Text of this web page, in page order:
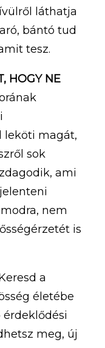
láthatja
bántó tud
tesz.
HOGY NE
leköti magát,
sok
ami
nem
is
a
életébe
meg, új